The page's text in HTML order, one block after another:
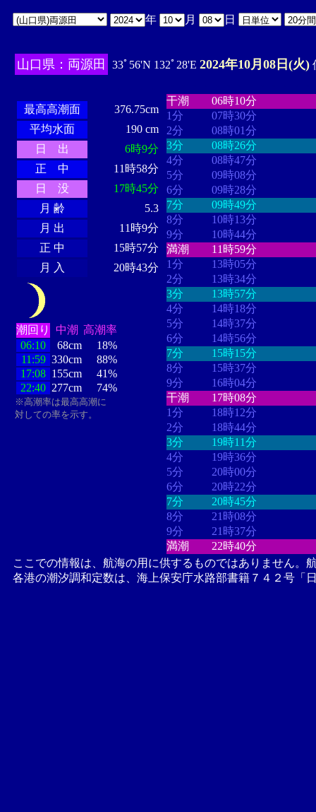
年 月 日
山口県：両源田 33ﾟ56'N 132ﾟ28'E 2024年10月08日(火)
最高高潮面
376.75cm
平均水面
190 cm
日 出
6時9分
正 中
11時58分
日 没
17時45分
月 齢
5.3
月 出
11時9分
正 中
15時57分
月 入
20時43分
潮回り 中潮 高潮率
06:10
68cm
18%
11:59 330cm
88%
17:08 155cm
41%
22:40 277cm 74%
※高潮率は最高高潮に
対しての率を示す。
干潮
06時10分
1分
07時30分
2分
08時01分
3分
08時26分
4分
08時47分
5分
09時08分
6分
09時28分
7分
09時49分
8分
10時13分
9分
10時44分
満潮
11時59分
1分
13時05分
2分
13時34分
3分
13時57分
4分
14時18分
5分
14時37分
6分
14時56分
7分
15時15分
8分
15時37分
9分
16時04分
干潮
17時08分
1分
18時12分
2分
18時44分
3分
19時11分
4分
19時36分
5分
20時00分
6分
20時22分
7分
20時45分
8分
21時08分
9分
21時37分
満潮
22時40分
ここでの情報は、航海の用に供するものではありません。
各港の潮汐調和定数は、海上保安庁水路部書籍７４２号「